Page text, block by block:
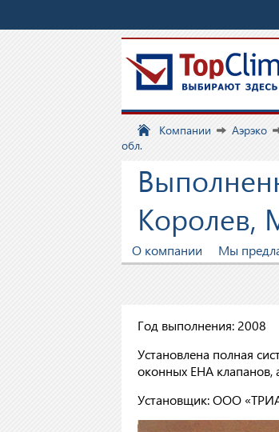
Компании Аэрэко
обл.
Королев,
О компании Мы
Год выполнения: 2008
Установлена полная
оконных EHA клапанов,
Установщик: ООО